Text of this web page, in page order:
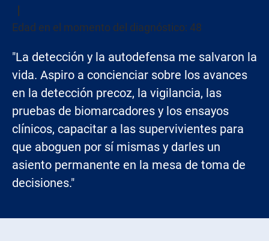
Edad en el momento del diagnóstico: 48
"La detección y la autodefensa me salvaron la
vida. Aspiro a concienciar sobre los avances
en la detección precoz, la vigilancia, las
pruebas de biomarcadores y los ensayos
clínicos, capacitar a las supervivientes para
que aboguen por sí mismas y darles un
asiento permanente en la mesa de toma de
decisiones."